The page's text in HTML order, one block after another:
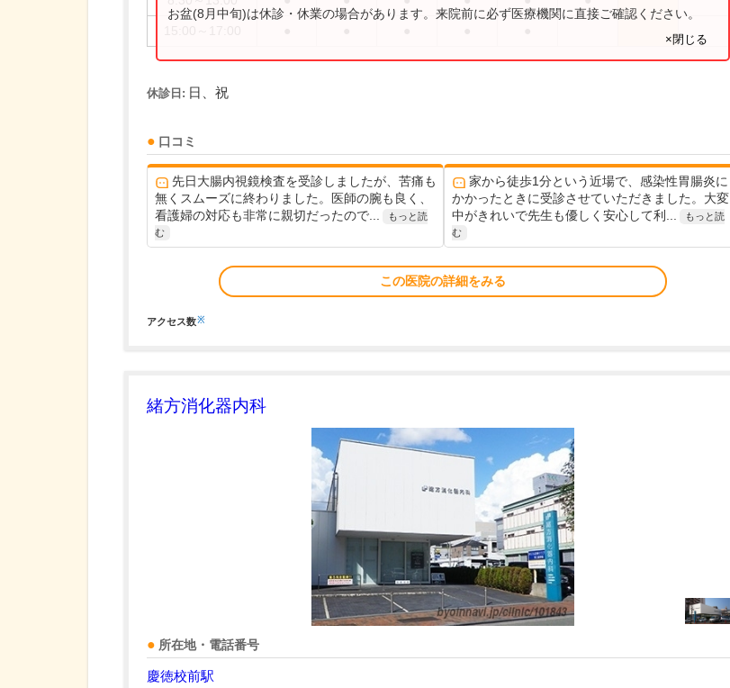
お盆(8月中旬)は休診・休業の場合があります。来院前に必ず医療機関に直接ご確認ください。
×閉じる
休診日: 日、祝
口コミ
先日大腸内視鏡検査を受診しましたが、苦痛も
無くスムーズに終わりました。医師の腕も良く、
看護婦の対応も非常に親切だったので...
もっと読
む
家から徒歩1分という近場で、感染性胃腸炎に
かかったときに受診させていただきました。大変
中がきれいで先生も優しく安心して利...
もっと読
む
この医院の詳細をみる
アクセス数※
緒方消化器内科
所在地・電話番号
慶徳校前駅